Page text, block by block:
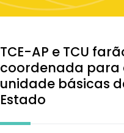
TCE-AP e TCU
coordenada para
unidade básicas
Estado